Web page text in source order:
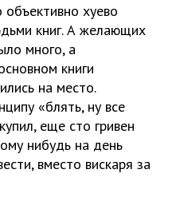
хуево
книг. А желающих
много, а
книги
на место.
«блять, ну все
еще сто гривен
нибудь на день
вместо вискаря за